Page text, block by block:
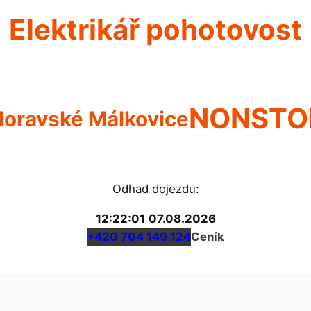
Elektrikář pohotovost
Málkovice
Odhad dojezdu:
12:22:01 07.08.2026
+420 704 149 124Ceník